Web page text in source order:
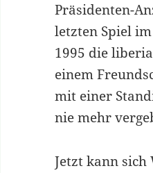
Präsidenten-
letzten Spiel
1995 die
einem
mit einer
nie mehr
Jetzt kann